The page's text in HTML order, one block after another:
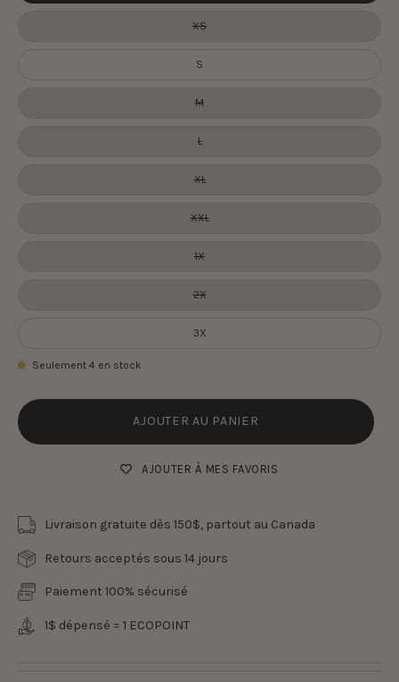
XS
S
M
L
XL
XXL
1X
2X
3X
Seulement 4 en stock
AJOUTER AU PANIER
AJOUTER À MES FAVORIS
Livraison gratuite dès 150$, partout au Canada
Retours acceptés sous 14 jours
Paiement 100% sécurisé
1$ dépensé = 1 ECOPOINT